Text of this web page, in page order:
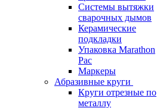
Системы вытяжки
сварочных дымов
Керамические
подкладки
Упаковка Marathon
Pac
Маркеры
Абразивные круги
Круги отрезные по
металлу